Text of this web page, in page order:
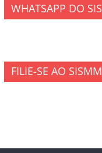
WHATSAPP DO
FILIE-SE AO